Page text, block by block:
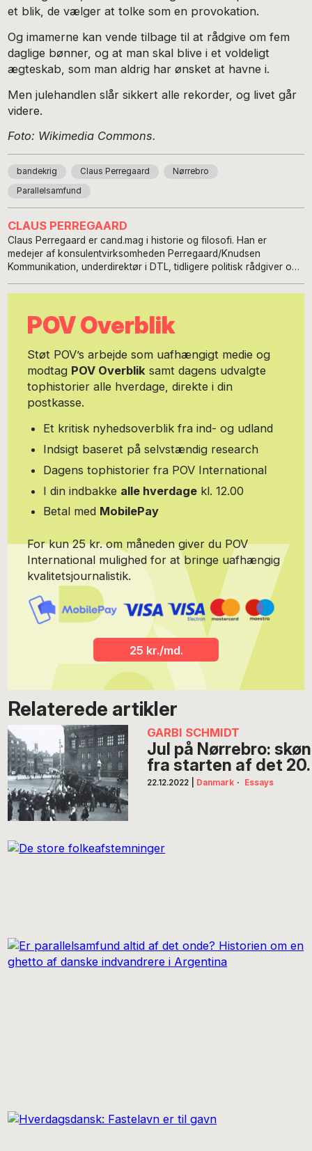
et blik, de vælger at tolke som en provokation.
Og imamerne kan vende tilbage til at rådgive om fem
daglige bønner, og at man skal blive i et voldeligt
ægteskab, som man aldrig har ønsket at havne i.
Men julehandlen slår sikkert alle rekorder, og livet går
videre.
Foto: Wikimedia Commons.
bandekrig Claus Perregaard Nørrebro
Parallelsamfund
CLAUS PERREGAARD
Claus Perregaard er cand.mag i historie og filosofi. Han er
medejer af konsulentvirksomheden Perregaard/Knudsen
Kommunikation, underdirektør i DTL, tidligere politisk rådgiver og
POV Overblik
Støt POV’s arbejde som uafhængigt medie og
modtag POV Overbliksamt dagens udvalgte
tophistorier alle hverdage, direkte i din
postkasse.
Et kritisk nyhedsoverblik fra ind- og udland
Indsigt baseret på selvstændig research
Dagens tophistorier fra POV International
I din indbakke alle hverdage kl. 12.00
Betal med MobilePay
For kun 25 kr. om måneden giver du POV
International mulighed for at bringe uafhængig
kvalitetsjournalistik.
25 kr./md.
Relaterede artikler
GARBI SCHMIDT
Jul på Nørrebro:
fra starten af det
22.12.2022 Danmark · Essays